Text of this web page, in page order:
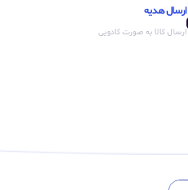
ارسال هدیه
ارسال کالا به صورت کادویی